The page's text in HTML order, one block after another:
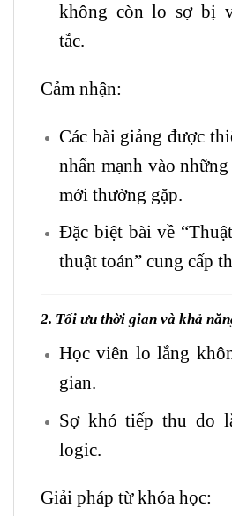
không còn lo sợ bị
tắc.
Cảm nhận:
Các bài giảng được
nhấn mạnh vào
mới thường gặp.
Đặc biệt bài về
thuật toán” cung cấp
2. Tối ưu thời gian và khả
Học viên lo lắng
gian.
Sợ khó tiếp thu do
logic.
Giải pháp từ khóa học: